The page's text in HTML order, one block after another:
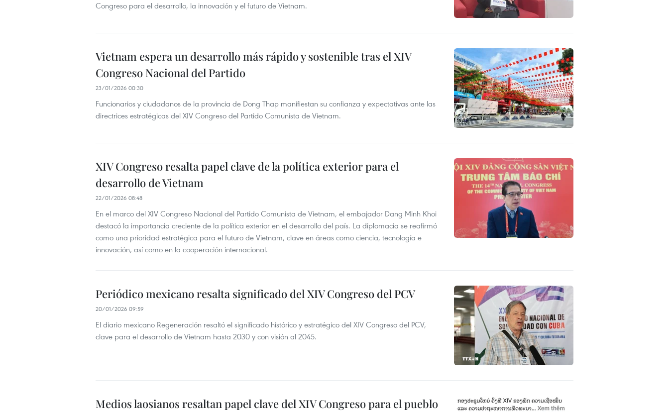
Congreso para el desarrollo, la innovación y el futuro de Vietnam.
Vietnam espera un desarrollo más rápido y sostenible tras el XIV
Congreso Nacional del Partido
23/01/2026 00:30
Funcionarios y ciudadanos de la provincia de Dong Thap manifiestan su confianza y expectativas ante las
directrices estratégicas del XIV Congreso del Partido Comunista de Vietnam.
XIV Congreso resalta papel clave de la política exterior para el
desarrollo de Vietnam
22/01/2026 08:48
En el marco del XIV Congreso Nacional del Partido Comunista de Vietnam, el embajador Dang Minh Khoi
destacó la importancia creciente de la política exterior en el desarrollo del país. La diplomacia se reafirmó
como una prioridad estratégica para el futuro de Vietnam, clave en áreas como ciencia, tecnología e
innovación, así como en la cooperación internacional.
Periódico mexicano resalta significado del XIV Congreso del PCV
20/01/2026 09:59
El diario mexicano Regeneración resaltó el significado histórico y estratégico del XIV Congreso del PCV,
clave para el desarrollo de Vietnam hasta 2030 y con visión al 2045.
Medios laosianos resaltan papel clave del XIV Congreso para el pueblo